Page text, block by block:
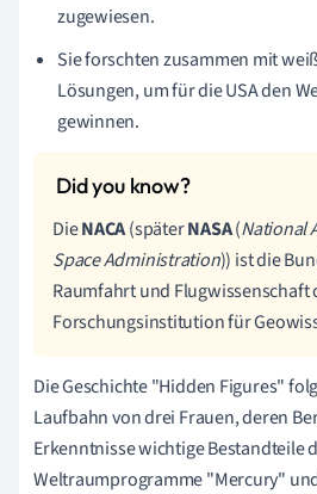
zugewiesen.
Sie forschten zusammen mit
Lösungen, um für die USA den
gewinnen.
DieNACA(späterNASA(National
Space Administration)) ist die
Raumfahrt und Flugwissenschaft
Forschungsinstitution für
Die Geschichte "Hidden Figures"
Laufbahn von drei Frauen, deren
Erkenntnisse wichtige Bestandteile
Weltraumprogramme "Mercury"